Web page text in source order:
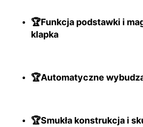
🏆Funkcja podstawki i
klapka
🏆Automatyczne
🏆Smukła konstrukcja i